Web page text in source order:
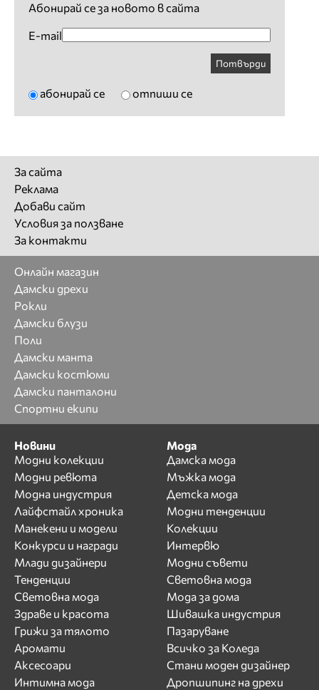
Абонирай се за новото в сайта
E-mail
Потвърди
абонирай се отпиши се
За сайта
Реклама
Добави сайт
Условия за ползване
За контакти
Онлайн магазин
Дамски дрехи
Рокли
Дамски блузи
Поли
Дамски манта
Дамски костюми
Дамски панталони
Спортни екипи
Новини
Модни колекции
Модни ревюта
Модна индустрия
Лайфстайл хроника
Манекени и модели
Конкурси и награди
Млади дизайнери
Тенденции
Световна мода
Здраве и красота
Грижи за тялото
Аромати
Аксесоари
Интимна мода
Мода
Дамска мода
Мъжка мода
Детска мода
Модни тенденции
Колекции
Интервю
Модни съвети
Световна мода
Мода за дома
Шивашка индустрия
Пазаруване
Всичко за Коледа
Стани моден дизайнер
Дропшипинг на дрехи